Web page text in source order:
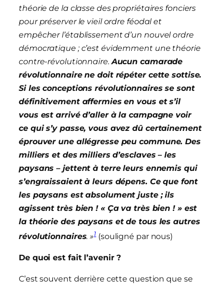
théorie de la classe des propriétaires fonciers
pour préserver le vieil ordre féodal et
empêcher l’établissement d’un nouvel ordre
démocratique ; c’est évidemment une théorie
contre-révolutionnaire.Aucun camarade
révolutionnaire ne doit répéter cette sottise.
Si les conceptions révolutionnaires se sont
définitivement affermies en vous et s’il
vous est arrivé d’aller à la campagne voir
ce qui s’y passe, vous avez dû certainement
éprouver une allégresse peu commune. Des
milliers et des milliers d’esclaves – les
paysans – jettent à terre leurs ennemis qui
s’engraissaient à leurs dépens. Ce que font
les paysans est absolument juste ; ils
agissent très bien ! « Ça va très bien ! » est
la théorie des paysans et de tous les autres
révolutionnaires. »1 (souligné par nous)
De quoi est fait l’avenir ?
C’est souvent derrière cette question que se